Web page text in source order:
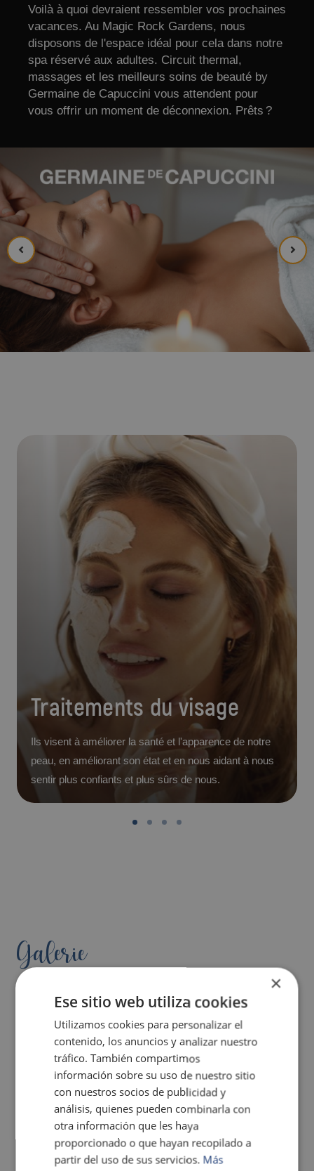
Voilà à quoi devraient ressembler vos prochaines
vacances. Au Magic Rock Gardens, nous
disposons de l'espace idéal pour cela dans notre
spa réservé aux adultes. Circuit thermal,
massages et les meilleurs soins de beauté by
Germaine de Capuccini vous attendent pour
vous offrir un moment de déconnexion. Prêts ?
Traitements du visage
Ils visent à améliorer la santé et l'apparence de notre
peau, en améliorant son état et en nous aidant à nous
sentir plus confiants et plus sûrs de nous.
Galerie
×
Ese sitio web utiliza cookies
Utilizamos cookies para personalizar el
contenido, los anuncios y analizar nuestro
tráfico. También compartimos
información sobre su uso de nuestro sitio
con nuestros socios de publicidad y
análisis, quienes pueden combinarla con
otra información que les haya
proporcionado o que hayan recopilado a
partir del uso de sus servicios. Más